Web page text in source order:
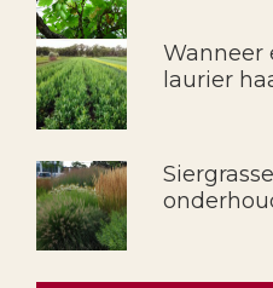
Wanneer
laurier